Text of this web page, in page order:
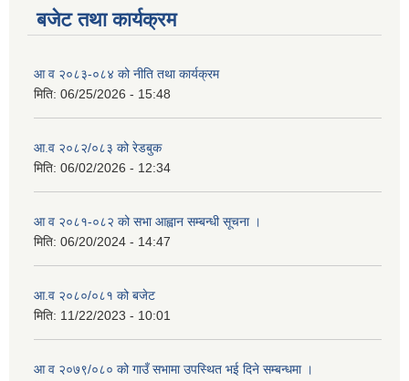
बजेट तथा कार्यक्रम
आ व २०८३-०८४ को नीति तथा कार्यक्रम
मिति: 06/25/2026 - 15:48
आ.व २०८२/०८३ को रेडबुक
मिति: 06/02/2026 - 12:34
आ व २०८१-०८२ को सभा आह्वान सम्बन्धी सूचना ।
मिति: 06/20/2024 - 14:47
आ.व २०८०/०८१ को बजेट
मिति: 11/22/2023 - 10:01
आ व २०७९/०८० को गाउँ सभामा उपस्थित भई दिने सम्बन्धमा ।